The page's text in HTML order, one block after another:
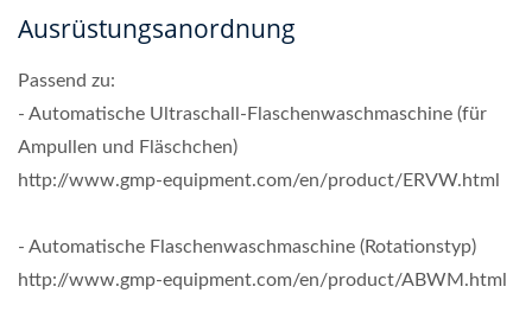
Ausrüstungsanordnung
Passend zu:
- Automatische Ultraschall-Flaschenwaschmaschine (für
Ampullen und Fläschchen)
http://www.gmp-equipment.com/en/product/ERVW.html
- Automatische Flaschenwaschmaschine (Rotationstyp)
http://www.gmp-equipment.com/en/product/ABWM.html